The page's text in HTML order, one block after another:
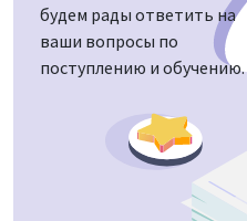
будем рады ответить на
ваши вопросы по
поступлению и обучению.